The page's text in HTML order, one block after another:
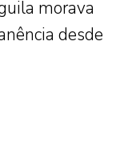
morava
desde